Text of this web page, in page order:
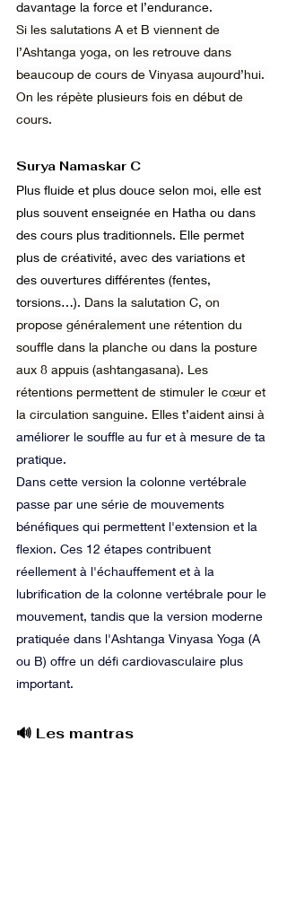
davantage la force et l’endurance.
Si les salutations A et B viennent de
l’Ashtanga yoga, on les retrouve dans
beaucoup de cours de Vinyasa aujourd’hui.
On les répète plusieurs fois en début de
cours.
Surya Namaskar C
Plus fluide et plus douce selon moi, elle est
plus souvent enseignée en Hatha ou dans
des cours plus traditionnels. Elle permet
plus de créativité, avec des variations et
des ouvertures différentes (fentes,
torsions…). Dans la salutation C, on
propose généralement une rétention du
souffle dans la planche ou dans la posture
aux 8 appuis (ashtangasana). Les
rétentions permettent de stimuler le cœur et
la circulation sanguine. Elles t’aident ainsi à
améliorer le souffle au fur et à mesure de ta
pratique.
Dans cette version la colonne vertébrale
passe par une série de mouvements
bénéfiques qui permettent l'extension et la
flexion. Ces 12 étapes contribuent
réellement à l'échauffement et à la
lubrification de la colonne vertébrale pour le
mouvement, tandis que la version moderne
pratiquée dans l'Ashtanga Vinyasa Yoga (A
ou B) offre un défi cardiovasculaire plus
important.
🔊 Les mantras